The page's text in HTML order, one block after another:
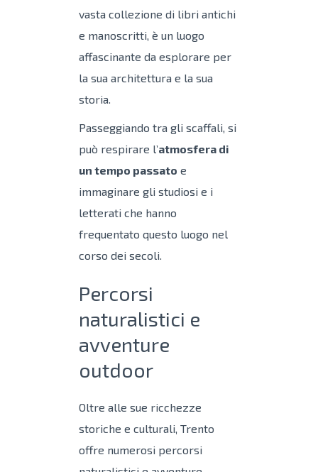
vasta collezione di libri antichi
e manoscritti, è un luogo
affascinante da esplorare per
la sua architettura e la sua
storia.
Passeggiando tra gli scaffali, si
può respirare l’atmosfera di
un tempo passato e
immaginare gli studiosi e i
letterati che hanno
frequentato questo luogo nel
corso dei secoli.
Percorsi
naturalistici e
avventure
outdoor
Oltre alle sue ricchezze
storiche e culturali, Trento
offre numerosi percorsi